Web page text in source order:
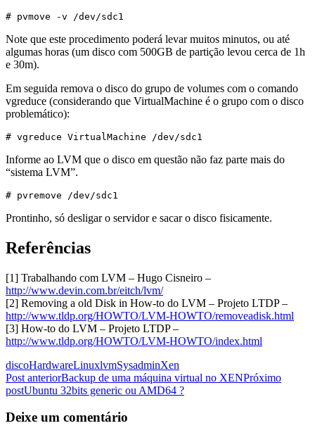
# pvmove -v /dev/sdc1
Note que este procedimento poderá levar muitos minutos, ou até
algumas horas (um disco com 500GB de partição levou cerca de 1h
e 30m).
Em seguida remova o disco do grupo de volumes com o comando
vgreduce (considerando que VirtualMachine é o grupo com o disco
problemático):
# vgreduce VirtualMachine /dev/sdc1
Informe ao LVM que o disco em questão não faz parte mais do
“sistema LVM”.
# pvremove /dev/sdc1
Prontinho, só desligar o servidor e sacar o disco fisicamente.
Referências
[1] Trabalhando com LVM – Hugo Cisneiro –
http://www.devin.com.br/eitch/lvm/
[2] Removing a old Disk in How-to do LVM – Projeto LTDP –
http://www.tldp.org/HOWTO/LVM-HOWTO/removeadisk.html
[3] How-to do LVM – Projeto LTDP –
http://www.tldp.org/HOWTO/LVM-HOWTO/index.html
discoHardwareLinuxlvmSysadminXen
Navegação
de
posts
Post anteriorBackup de uma máquina virtual no XENPróximo
postUbuntu 32bits generic ou AMD64 ?
Deixe um comentário